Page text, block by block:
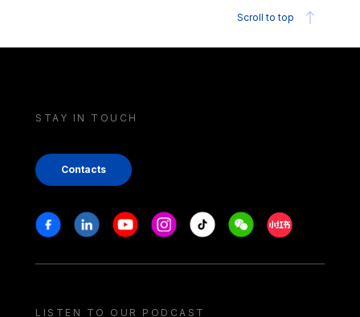
Scroll to top
STAY IN TOUCH
Contacts
Stay in touch
FacebookLinkedinYoutubeInstagram
Tiktok WeechatXiaohongshu/
LISTEN TO OUR PODCAST